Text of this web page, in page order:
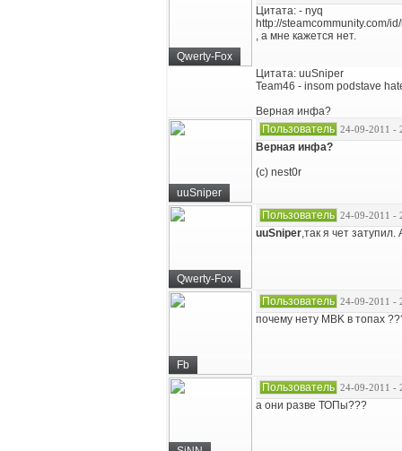
Qwerty-Fox
Цитата: - nyq
http://steamcommunity.com/
, а мне кажется нет.
Цитата: uuSniper
Team46 - insom podstave
Верная инфа?
uuSniper
Пользователь 24-09-2011 -
Верная инфа?
(c) nest0r
Qwerty-Fox
Пользователь 24-09-2011 -
uuSniper,так я чет
Fb
Пользователь 24-09-2011 -
почему нету MBK в топах
Пользователь 24-09-2011 -
а они разве ТОПы???